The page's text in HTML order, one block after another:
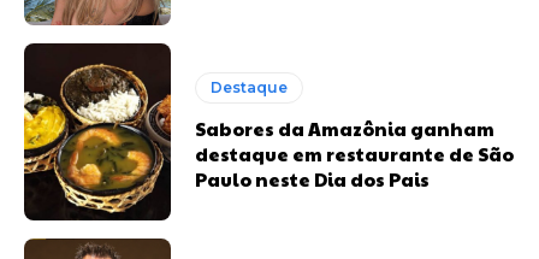
Destaque
Sabores da Amazônia ganham
destaque em restaurante de São
Paulo neste Dia dos Pais